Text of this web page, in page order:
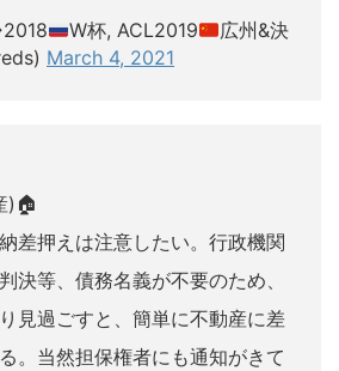
W杯, ACL2019
広州&決
March 4, 2021
)🏠
差押えは注意したい。行政機関
決等、債務名義が不要のため、
見過ごすと、簡単に不動産に差
。当然担保権者にも通知がきて